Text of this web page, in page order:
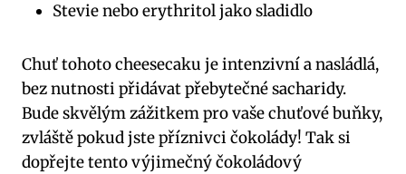
Stevie nebo erythritol jako ⁣sladidlo
Chuť tohoto cheesecaku je intenzivní a nasládlá,⁢
bez nutnosti⁢ přidávat přebytečné​ sacharidy.
Bude skvělým zážitkem pro vaše chuťové⁣ buňky,
zvláště​ pokud⁢ jste příznivci ‌čokolády! Tak si
dopřejte tento ⁣výjimečný čokoládový⁢